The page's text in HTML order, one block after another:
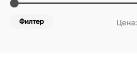
Филтер Цена: